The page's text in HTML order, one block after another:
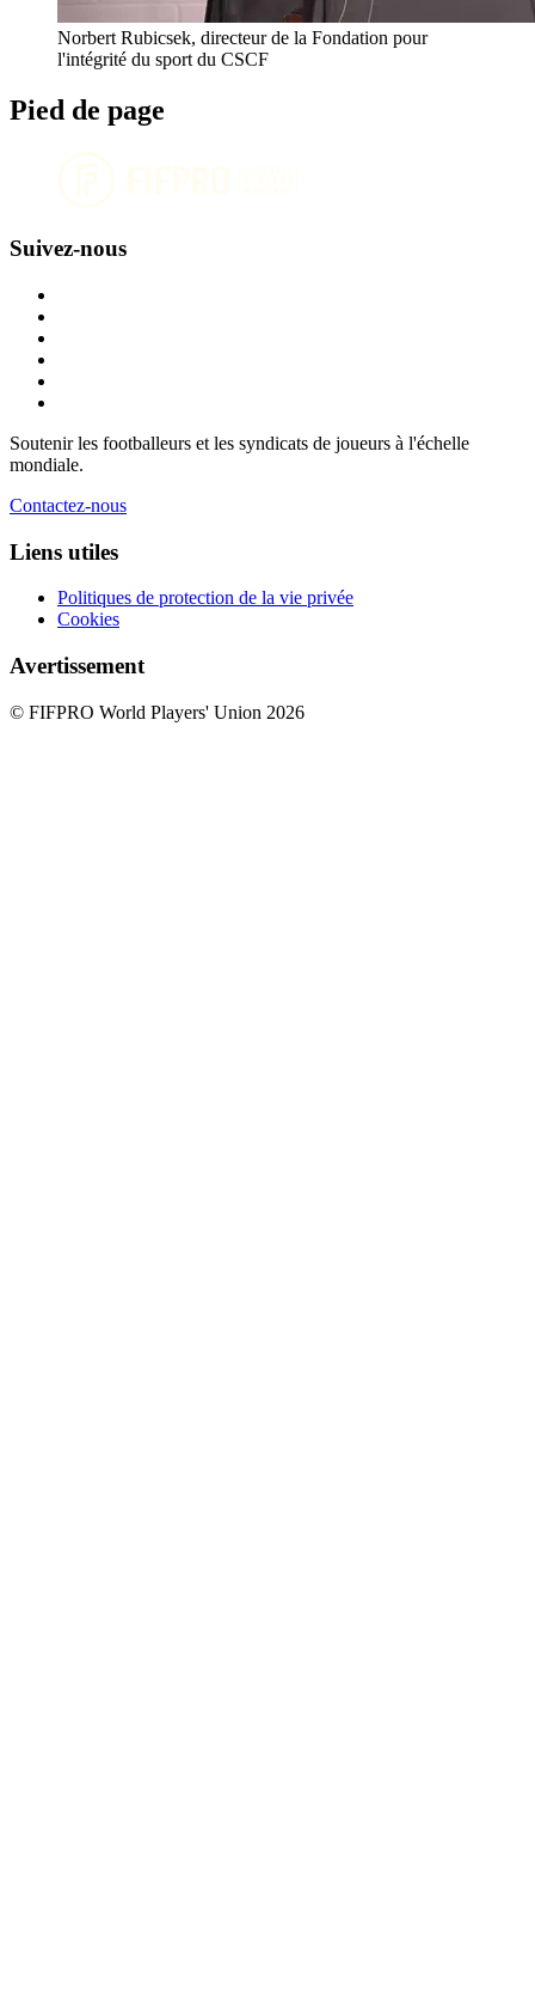
Norbert Rubicsek, directeur de la Fondation pour
l'intégrité du sport du CSCF
Pied de page
Suivez-nous
Soutenir les footballeurs et les syndicats de joueurs à l'échelle
mondiale.
Contactez-nous
Liens utiles
Politiques de protection de la vie privée
Cookies
Avertissement
© FIFPRO World Players' Union 2026